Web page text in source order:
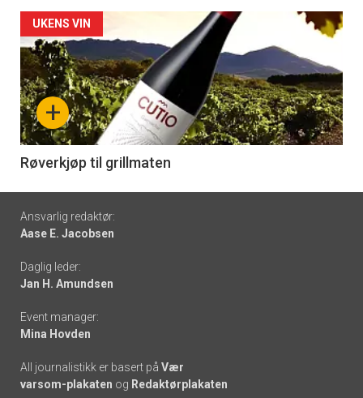
Forsiden
akkurat
nå
-
6
+
UKENS VIN
Røverkjøp til grillmaten
Footer
-
links
Ansvarlig redaktør:
Aase E. Jacobsen
Daglig leder:
Jan H. Amundsen
Event manager:
Mina Hovden
All journalistikk er basert på Vær
varsom-plakaten og Redaktørplakaten